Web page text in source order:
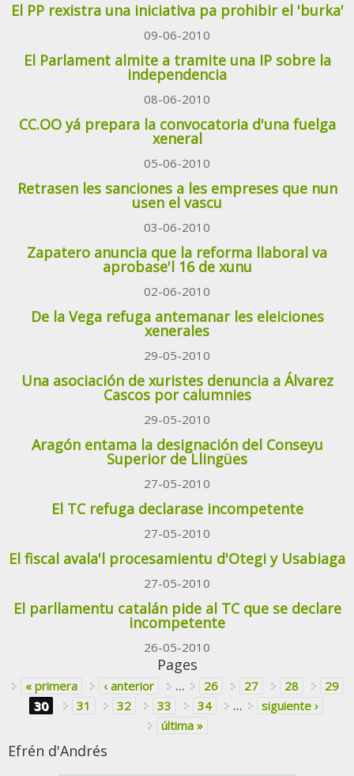
El PP rexistra una iniciativa pa prohibir el 'burka'
09-06-2010
El Parlament almite a tramite una IP sobre la
independencia
08-06-2010
CC.OO yá prepara la convocatoria d'una fuelga
xeneral
05-06-2010
Retrasen les sanciones a les empreses que nun
usen el vascu
03-06-2010
Zapatero anuncia que la reforma llaboral va
aprobase'l 16 de xunu
02-06-2010
De la Vega refuga antemanar les eleiciones
xenerales
29-05-2010
Una asociación de xuristes denuncia a Álvarez
Cascos por calumnies
29-05-2010
Aragón entama la designación del Conseyu
Superior de Llingües
27-05-2010
El TC refuga declarase incompetente
27-05-2010
El fiscal avala'l procesamientu d'Otegi y Usabiaga
27-05-2010
El parllamentu catalán pide al TC que se declare
incompetente
26-05-2010
Pages
« primera ‹ anterior … 26 27 28
29
30
31 32 33 34 …
siguiente ›
última »
Efrén d'Andrés